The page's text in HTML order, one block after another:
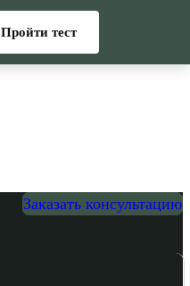
Заказать консультацию
Пройти тест